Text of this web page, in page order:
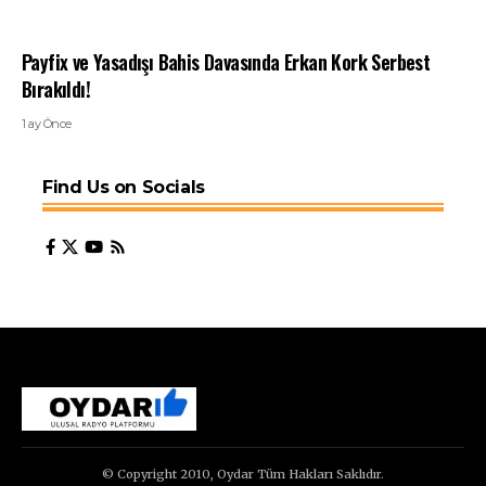
Payfix ve Yasadışı Bahis Davasında Erkan Kork Serbest
Bırakıldı!
1 ay Önce
Find Us on Socials
© Copyright 2010, Oydar Tüm Hakları Saklıdır.